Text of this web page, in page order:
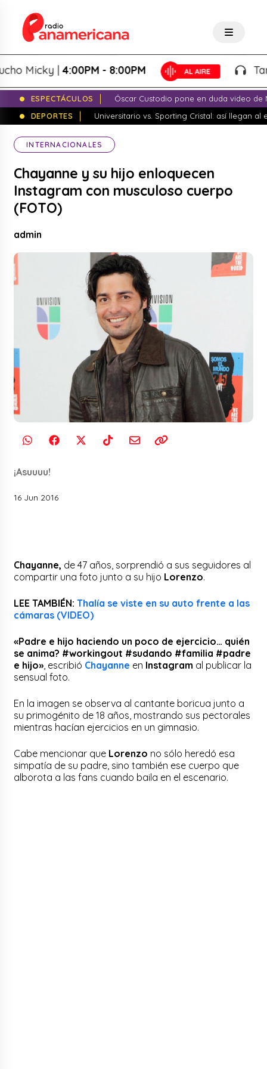
Micky |4:00PM - 8:00PM
ESPECTÁCULOS
Óscar Custodio pone en duda video de
DEPORTES
Universitario vs. Sporting Cristal: así llegan al
INTERNACIONALES
Chayanne y su hijo enloquecen
Instagram con musculoso cuerpo
(FOTO)
admin
¡Asuuuu!
16 Jun 2016
Chayanne, de 47 años, sorprendió a sus seguidores al
compartir una foto junto a su hijo Lorenzo.
LEE TAMBIÉN:Thalía se viste en su auto frente a las
cámaras (VIDEO)
«Padre e hijo haciendo un poco de ejercicio… quién
se anima? #workingout #sudando #familia #padre
e hijo» , escribió Chayanne en Instagram al publicar la
sensual foto.
En la imagen se observa al cantante boricua junto a
su primogénito de 18 años, mostrando sus pectorales
mientras hacían ejercicios en un gimnasio.
Cabe mencionar que Lorenzo no sólo heredó esa
simpatía de su padre, sino también ese cuerpo que
alborota a las fans cuando baila en el escenario.